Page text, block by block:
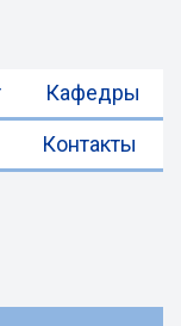
Кафедры
Контакты